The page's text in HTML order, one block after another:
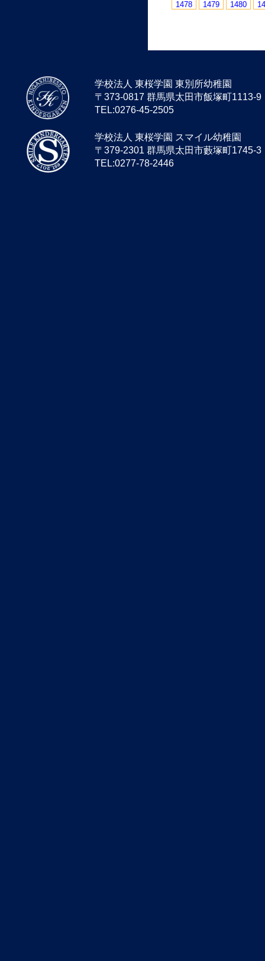
1478 1479 1480
学校法人 東桜学園 東別所幼稚園
〒373-0817 群馬県太田市飯塚町1113-9
TEL:0276-45-2505
学校法人 東桜学園 スマイル幼稚園
〒379-2301 群馬県太田市藪塚町1745-3
TEL:0277-78-2446